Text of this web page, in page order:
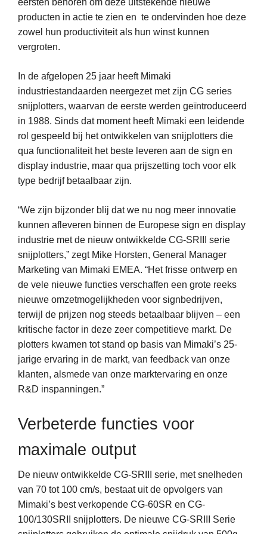
eersten behoren om deze uitstekende nieuwe
producten in actie te zien en te ondervinden hoe deze
zowel hun productiviteit als hun winst kunnen
vergroten.
In de afgelopen 25 jaar heeft Mimaki
industriestandaarden neergezet met zijn CG series
snijplotters, waarvan de eerste werden geïntroduceerd
in 1988. Sinds dat moment heeft Mimaki een leidende
rol gespeeld bij het ontwikkelen van snijplotters die
qua functionaliteit het beste leveren aan de sign en
display industrie, maar qua prijszetting toch voor elk
type bedrijf betaalbaar zijn.
“We zijn bijzonder blij dat we nu nog meer innovatie
kunnen afleveren binnen de Europese sign en display
industrie met de nieuw ontwikkelde CG-SRIII serie
snijplotters,” zegt Mike Horsten, General Manager
Marketing van Mimaki EMEA. “Het frisse ontwerp en
de vele nieuwe functies verschaffen een grote reeks
nieuwe omzetmogelijkheden voor signbedrijven,
terwijl de prijzen nog steeds betaalbaar blijven – een
kritische factor in deze zeer competitieve markt. De
plotters kwamen tot stand op basis van Mimaki’s 25-
jarige ervaring in de markt, van feedback van onze
klanten, alsmede van onze marktervaring en onze
R&D inspanningen.”
Verbeterde functies voor
maximale output
De nieuw ontwikkelde CG-SRIII serie, met snelheden
van 70 tot 100 cm/s, bestaat uit de opvolgers van
Mimaki’s best verkopende CG-60SR en CG-
100/130SRII snijplotters. De nieuwe CG-SRIII Serie